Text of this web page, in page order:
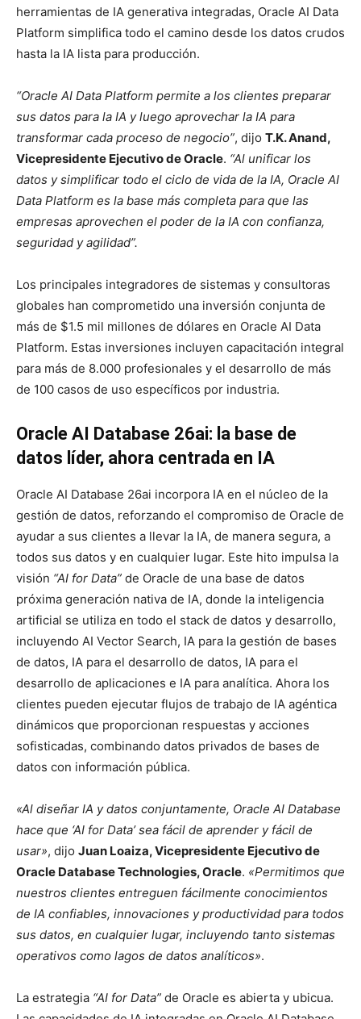
herramientas de IA generativa integradas, Oracle AI Data
Platform simplifica todo el camino desde los datos crudos
hasta la IA lista para producción.
“Oracle AI Data Platform permite a los clientes preparar
sus datos para la IA y luego aprovechar la IA para
transformar cada proceso de negocio”, dijo T.K. Anand,
Vicepresidente Ejecutivo de Oracle. “Al unificar los
datos y simplificar todo el ciclo de vida de la IA, Oracle AI
Data Platform es la base más completa para que las
empresas aprovechen el poder de la IA con confianza,
seguridad y agilidad”.
Los principales integradores de sistemas y consultoras
globales han comprometido una inversión conjunta de
más de $1.5 mil millones de dólares en Oracle AI Data
Platform. Estas inversiones incluyen capacitación integral
para más de 8.000 profesionales y el desarrollo de más
de 100 casos de uso específicos por industria.
Oracle AI Database 26ai: la base de
datos líder, ahora centrada en IA
Oracle AI Database 26ai incorpora IA en el núcleo de la
gestión de datos, reforzando el compromiso de Oracle de
ayudar a sus clientes a llevar la IA, de manera segura, a
todos sus datos y en cualquier lugar. Este hito impulsa la
visión “AI for Data” de Oracle de una base de datos
próxima generación nativa de IA, donde la inteligencia
artificial se utiliza en todo el stack de datos y desarrollo,
incluyendo AI Vector Search, IA para la gestión de bases
de datos, IA para el desarrollo de datos, IA para el
desarrollo de aplicaciones e IA para analítica. Ahora los
clientes pueden ejecutar flujos de trabajo de IA agéntica
dinámicos que proporcionan respuestas y acciones
sofisticadas, combinando datos privados de bases de
datos con información pública.
«Al diseñar IA y datos conjuntamente, Oracle AI Database
hace que ‘AI for Data’ sea fácil de aprender y fácil de
usar», dijo Juan Loaiza, Vicepresidente Ejecutivo de
Oracle Database Technologies, Oracle. «Permitimos que
nuestros clientes entreguen fácilmente conocimientos
de IA confiables, innovaciones y productividad para todos
sus datos, en cualquier lugar, incluyendo tanto sistemas
operativos como lagos de datos analíticos».
La estrategia “AI for Data” de Oracle es abierta y ubicua.